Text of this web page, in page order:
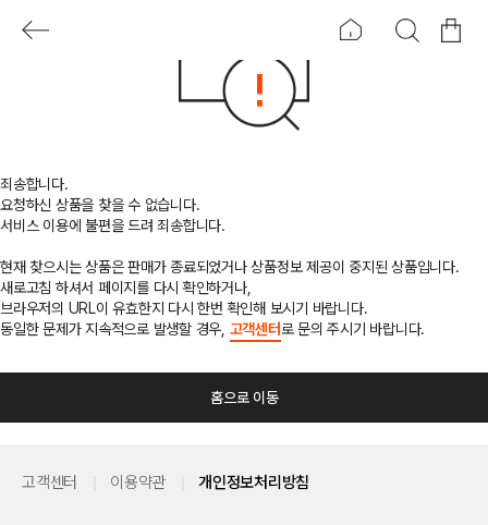
죄송합니다.
요청하신 상품을 찾을 수 없습니다.
서비스 이용에 불편을 드려 죄송합니다.
현재 찾으시는 상품은 판매가 종료되었거나 상품정보 제공이 중지된 상품입니다.
새로고침 하셔서 페이지를 다시 확인하거나,
브라우저의 URL이 유효한지 다시 한번 확인해 보시기 바랍니다.
동일한 문제가 지속적으로 발생할 경우, 고객센터로 문의 주시기 바랍니다.
홈으로 이동
고객센터 이용약관 개인정보처리방침